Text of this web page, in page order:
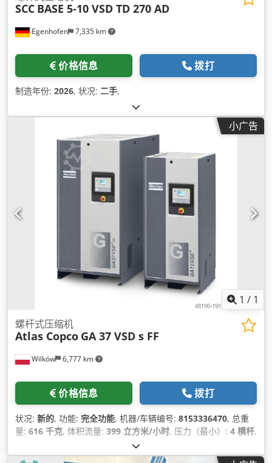
Egenhofen 7,335 km
SCC BASE 5-10 VSD TD 270 AD
价格信息 拨打
制造年份: 2026, 状况: 二手,
小广告
1 / 1
Wilków 6,777 km
螺杆式压缩机
Atlas Copco GA 37 VSD s FF
价格信息 拨打
状况: 新的, 功能: 完全功能, 机器/车辆编号: 8153336470, 总重
量: 616 千克, 体积流量: 399 立方米/小时, 压力（最小）: 4 横杆,
, 噪音水平:
设备:冷冻式干燥机, 文档 / 手册, 铭牌可用,